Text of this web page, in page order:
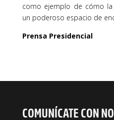
como ejemplo de cómo
un poderoso espacio de
Prensa Presidencial
COMUNÍCATE CON